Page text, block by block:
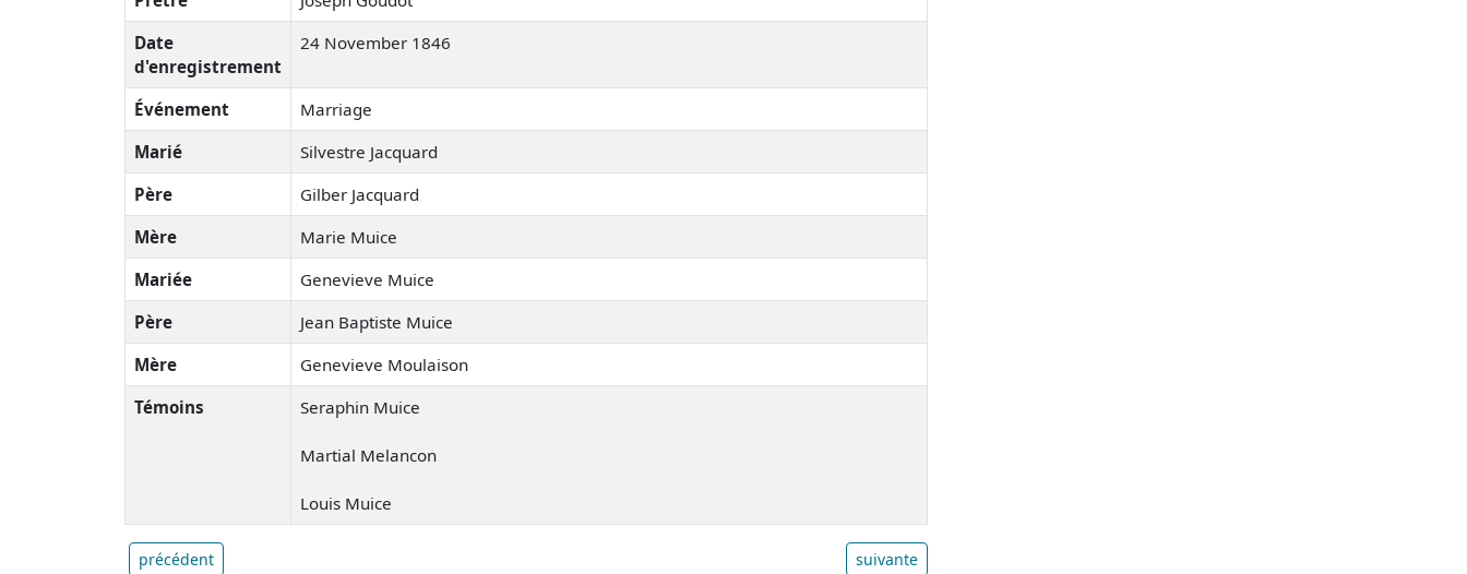
Date
d'enregistrement
24 November 1846
Événement
Marriage
Marié
Silvestre Jacquard
Père
Gilber Jacquard
Mère
Marie Muice
Mariée
Genevieve Muice
Père
Jean Baptiste Muice
Mère
Genevieve Moulaison
Témoins
Seraphin Muice
Martial Melancon
Louis Muice
précédent suivante